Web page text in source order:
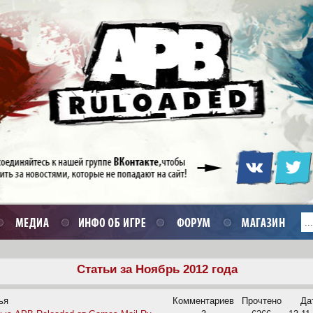
Статьи за Ноябрь 2012 года
Комментариев Прочтено